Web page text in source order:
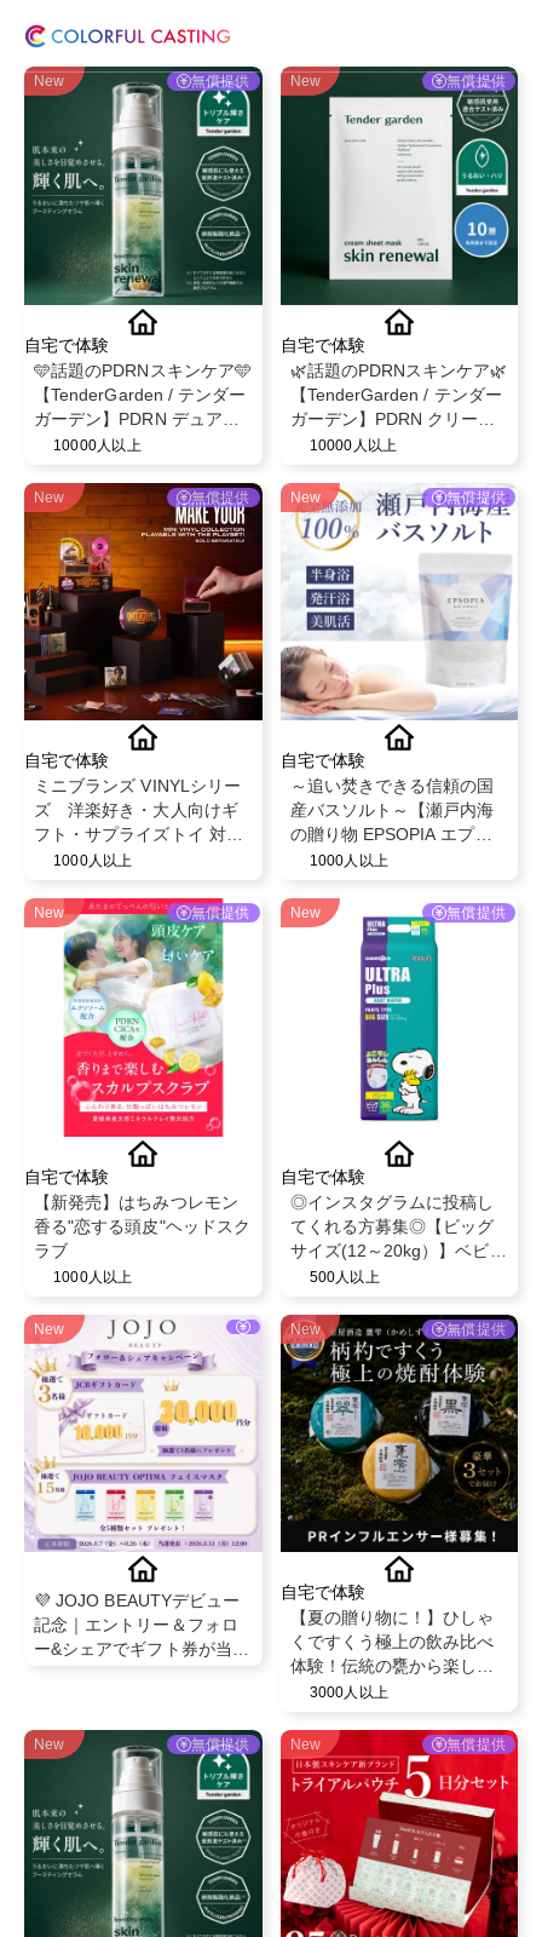
New 無償提供
自宅で体験
🩵話題のPDRNスキンケア🩵
【TenderGarden / テンダー
ガーデン】PDRN デュアル
ブースト 美容液ミスト モニ
10000人以上
New 無償提供
自宅で体験
🌿話題のPDRNスキンケア🌿
【TenderGarden / テンダー
ガーデン】PDRN クリーム
シートマスク 30g × 5枚 モ
10000人以上
New 無償提供
自宅で体験
ミニブランズ VINYLシリー
ズ 洋楽好き・大人向けギ
フト・サプライズトイ 対象
年齢６歳以上
1000人以上
New 無償提供
自宅で体験
～追い焚きできる信頼の国
産バスソルト～【瀬戸内海
の贈り物 EPSOPIA エプソ
ピア】@EPSOPIA
1000人以上
New 無償提供
自宅で体験
【新発売】はちみつレモン
香る"恋する頭皮"ヘッドスク
ラブ
1000人以上
New 無償提供
自宅で体験
◎インスタグラムに投稿し
てくれる方募集◎【ビッグ
サイズ(12～20kg）】ベビー
ザらス限定！ベビー紙おむ
イン◎ベビー育児用品◎
500人以上
New
💜 JOJO BEAUTYデビュー
記念｜エントリー＆フォロ
ー&シェアでギフト券が当た
New 無償提供
自宅で体験
【夏の贈り物に！】ひしゃ
くですくう極上の飲み比べ
体験！伝統の甕から楽しむ
フルーティーな芋焼酎「甕
3本セット」PRインフルエ
ンサー様募集！
3000人以上
New 無償提供 New 無償提供